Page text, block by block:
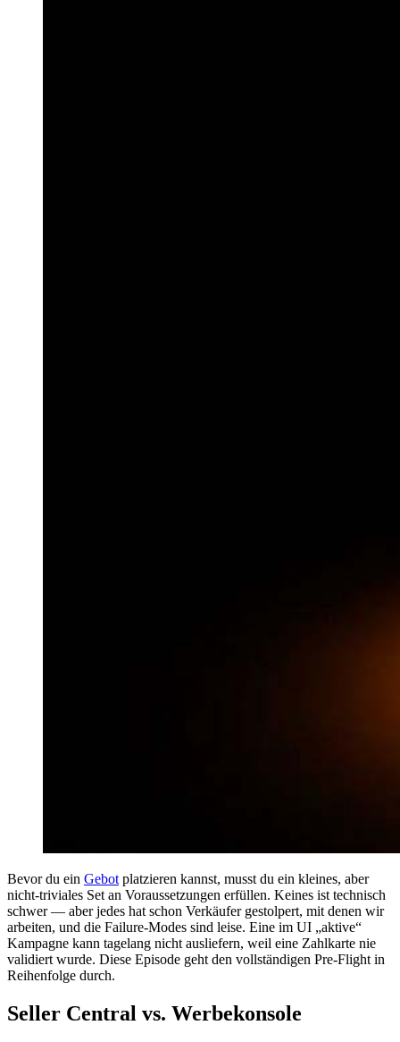
Bevor du ein Gebot platzieren kannst, musst du ein kleines, aber
nicht-triviales Set an Voraussetzungen erfüllen. Keines ist technisch
schwer — aber jedes hat schon Verkäufer gestolpert, mit denen wir
arbeiten, und die Failure-Modes sind leise. Eine im UI „aktive“
Kampagne kann tagelang nicht ausliefern, weil eine Zahlkarte nie
validiert wurde. Diese Episode geht den vollständigen Pre-Flight in
Reihenfolge durch.
Seller Central vs. Werbekonsole